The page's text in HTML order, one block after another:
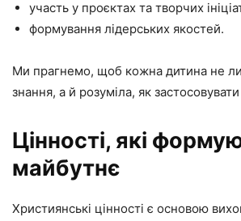
участь у проєктах та творчих
формування лідерських якостей.
Ми прагнемо, щоб кожна дитина не
знання, а й розуміла, як застосовувати
Цінності, які
майбутнє
Християнські цінності є основою